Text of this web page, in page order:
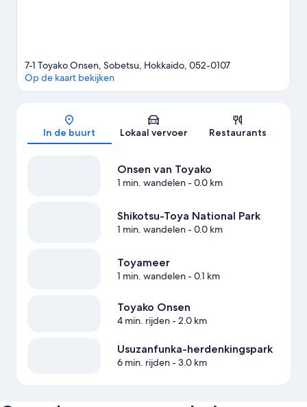
Kaart
7-1 Toyako Onsen, Sobetsu, Hokkaido, 052-0107
Op de kaart bekijken
In de buurt Lokaal vervoer Restaurants
Onsen van Toyako
1 min. wandelen- 0.0 km
Shikotsu-Toya National Park
1 min. wandelen- 0.0 km
Toyameer
1 min. wandelen- 0.1 km
Toyako Onsen
4 min. rijden- 2.0 km
Usuzanfunka-herdenkingspark
6 min. rijden- 3.0 km